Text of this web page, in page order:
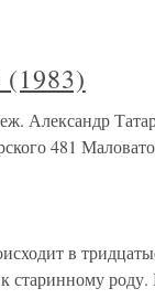
(1983)
Александр
481
в
старинному